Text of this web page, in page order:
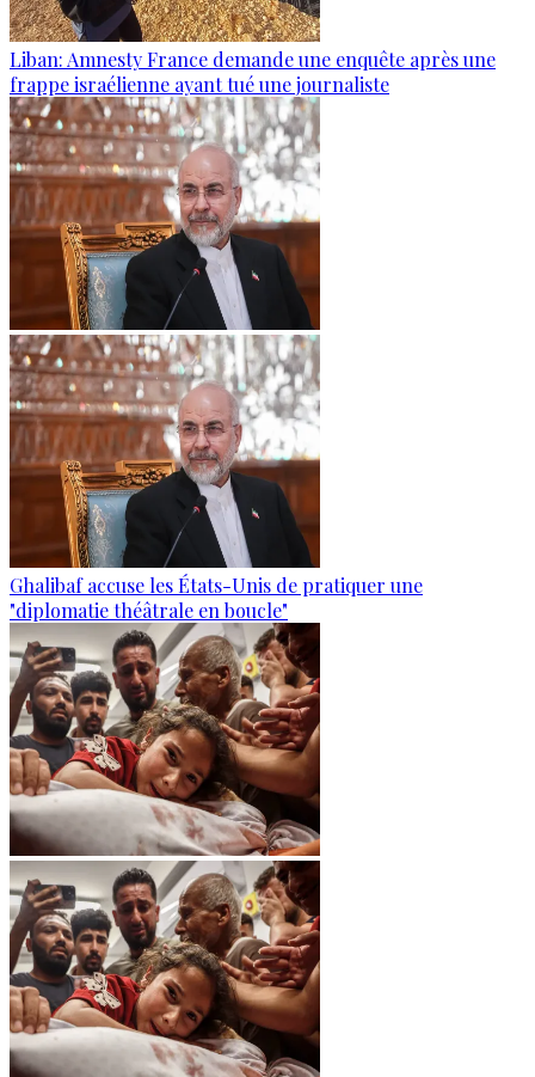
Liban: Amnesty France demande une enquête après une
frappe israélienne ayant tué une journaliste
Ghalibaf accuse les États-Unis de pratiquer une
"diplomatie théâtrale en boucle"